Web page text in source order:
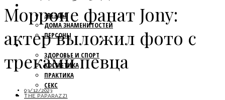
ЗВЕЗДЫ
ДОМА ЗНАМЕНИТОСТЕЙ
ПЕРСОНЫ
КРАСОТА
ЗДОРОВЬЕ И СПОРТ
КОСМЕТИКА
ПРАКТИКА
СЕКС
МОДА
Морроне фанат Jony:
актер выложил фото с
треками певца
03/12/2023
THE PAPARAZZI